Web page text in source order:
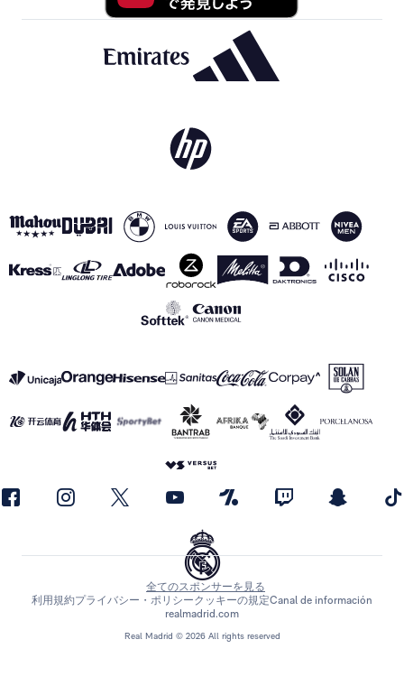
Real Madrid © 2026 All rights reserved
全てのスポンサーを見る
利用規約プライバシー・ポリシークッキーの規定Canal de información
realmadrid.com